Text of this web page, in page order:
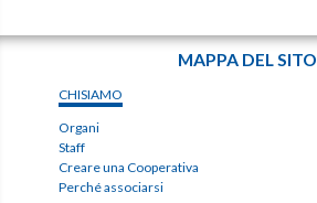
MAPPA DEL SITO
CHISIAMO
Organi
Staff
Creare una Cooperativa
Perché associarsi